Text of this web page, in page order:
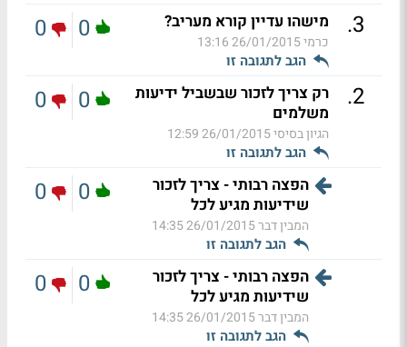
3
. מישהו עדיין קורא מעריב?
כרמי26/01/2015 13:16
הגב לתגובה זו
0
0
2
.
רק צריך לזכור שבשביל ידיעות
משלמים
הגיון בסיסי26/01/2015 12:59
הגב לתגובה זו
0
0
הפצה רבותי - צריך לזכור
שידיעות מגיע לכל
המבין דבר26/01/2015 14:35
הגב לתגובה זו
0
0
הפצה רבותי - צריך לזכור
שידיעות מגיע לכל
המבין דבר26/01/2015 14:35
הגב לתגובה זו
0
0